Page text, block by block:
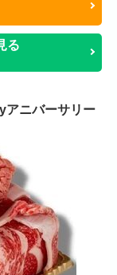
る
アニバーサリー